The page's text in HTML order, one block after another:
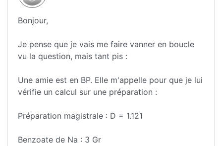
Bonjour,
Je pense que je vais me faire vanner en boucle
vu la question, mais tant pis :
Une amie est en BP. Elle m'appelle pour que je lui
vérifie un calcul sur une préparation :
Préparation magistrale : D = 1.121
Benzoate de Na : 3 Gr